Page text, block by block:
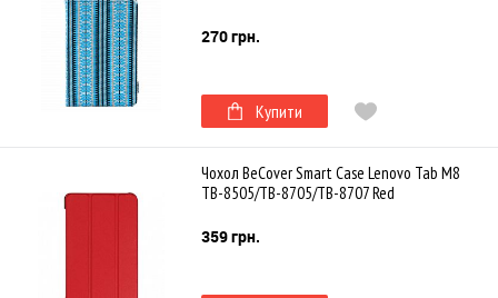
270 грн.
Купити
Чохол BeCover Smart Case Lenovo Tab M8
TB-8505/TB-8705/TB-8707 Red
359 грн.